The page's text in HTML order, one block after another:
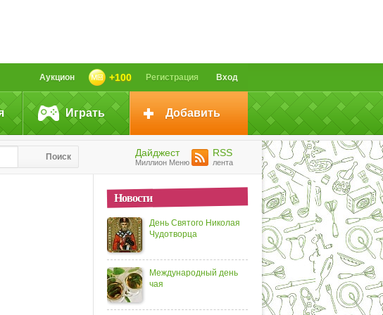
Вход
Регистрация
+100
Аукцион
Играть Добавить
Поиск Дайджест
Миллион Меню
RSS
лента
Новости
День Святого Николая
Чудотворца
Международный день
чая